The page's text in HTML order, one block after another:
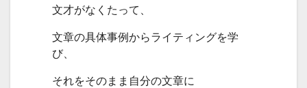
文才がなくたって、
文章の具体事例からライティングを学
び、
それをそのまま自分の文章に